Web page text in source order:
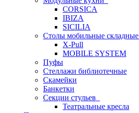
CORSICA
IBIZA
SICILIA
Столы мобильные складные
X-Pull
MOBILE SYSTEM
Пуфы
Стеллажи библиотечные
Скамейки
Банкетки
Секции стульев
Театральные кресла